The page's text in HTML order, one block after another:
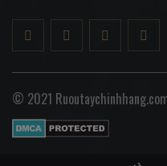
© 2021